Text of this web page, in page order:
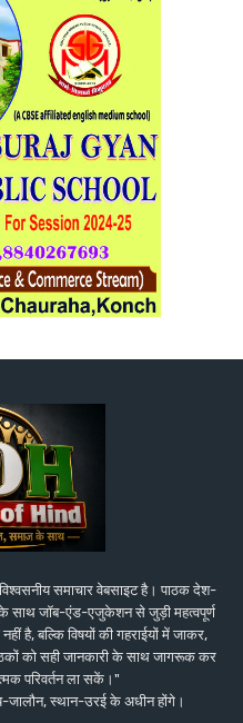
समाचार वेबसाइट है। पाठक देश-
साथ जॉब-एंड-एजुकेशन से जुड़ी महत्वपूर्ण
है, बल्कि विषयों की गहराईयों में जाकर,
को सही जानकारी के साथ जागरूक कर
परिवर्तन ला सकें।"
जालौन, स्थान-उरई के अधीन होंगे।